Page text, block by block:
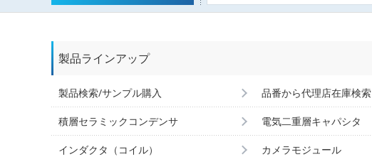
製品ラインアップ
製品検索/サンプル購入 品番から代理店在庫検索
積層セラミックコンデンサ 電気二重層キャパシタ
インダクタ（コイル） カメラモジュール